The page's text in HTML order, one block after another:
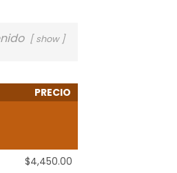
show
PRECIO
$4,450.00